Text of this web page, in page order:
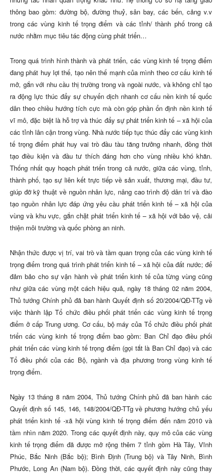
thông bao gồm: đường bộ, đường thuỷ, sân bay, các bến, cảng v.v
trong các vùng kinh tế trọng điểm và các tỉnh/ thành phố trong cả
nước nhằm mục tiêu tác động cùng phát triển…
Trong quá trình hình thành và phát triển, các vùng kinh tế trọng điểm
đang phát huy lợi thế, tạo nên thế mạnh của mình theo cơ cấu kinh tế
mở, gắn với nhu cầu thị trường trong và ngoài nước, và không chỉ tạo
ra động lực thúc đẩy sự chuyển dịch nhanh cơ cấu nền kinh tế quốc
dân theo chiều hướng tích cực mà còn góp phần ổn định nền kinh tế
vĩ mô, đặc biệt là hỗ trợ và thúc đẩy sự phát triển kinh tế – xã hội của
các tỉnh lân cận trong vùng. Nhà nước tiếp tục thúc đẩy các vùng kinh
tế trọng điểm phát huy vai trò đầu tàu tăng trưởng nhanh, đồng thời
tạo điều kiện và đầu tư thích đáng hơn cho vùng nhiều khó khăn.
Thống nhất quy hoạch phát triển trong cả nước, giữa các vùng, tỉnh,
thành phố, tạo sự liên kết trực tiếp về sản xuất, thương mại, đầu tư,
giúp đỡ kỹ thuật về nguồn nhân lực, nâng cao trình độ dân trí và đào
tạo nguồn nhân lực đáp ứng yêu cầu phát triển kinh tế – xã hội của
vùng và khu vực, gắn chặt phát triển kinh tế – xã hội với bảo vệ, cải
thiện môi trường và quốc phòng an ninh.
Nhận thức được vị trí, vai trò và tầm quan trọng của các vùng kinh tế
trọng điểm trong quá trình phát triển kinh tế – xã hội của đất nước; để
đảm bảo cho sự vận hành về phát triển kinh tế của từng vùng cũng
như giữa các vùng một cách hiệu quả, ngày 18 tháng 02 năm 2004,
Thủ tướng Chính phủ đã ban hành Quyết định số20/2004/QĐ-TTg về
việc thành lập Tổ chức điều phối phát triển các vùng kinh tế trọng
điểm ở cấp Trung ương. Cơ cấu, bộ máy của Tổ chức điều phối phát
triển các vùng kinh tế trọng điểm bao gồm: Ban Chỉ đạo điều phối
phát triển các vùng kinh tế trọng điểm (gọi tắt là Ban Chỉ đạo) và các
Tổ điều phối của các Bộ, ngành và địa phương trong vùng kinh tế
trọng điểm.
Ngày 13 tháng 8 năm 2004, Thủ tướng Chính phủ đã ban hành các
Quyết định số 145, 146, 148/2004/QĐ-TTg về phương hướng chủ yếu
phát triển kinh tế -xã hội vùng kinh tế trọng điểm đến năm 2010 và
tầm nhìn năm 2020. Trong các quyết định này, quy mô của các vùng
kinh tế trọng điểm đã được mở rộng thêm 7 tỉnh gồm Hà Tây, Vĩnh
Phúc, Bắc Ninh (Bắc bộ); Bình Định (Trung bộ) và Tây Ninh, Bình
Phước, Long An (Nam bộ). Đồng thời, các quyết định này cũng thay